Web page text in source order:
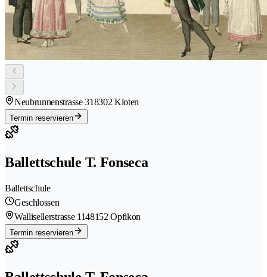
Neubrunnenstrasse 318302 Kloten
Termin reservieren
Ballettschule T. Fonseca
Ballettschule
Geschlossen
Wallisellerstrasse 1148152 Opfikon
Termin reservieren